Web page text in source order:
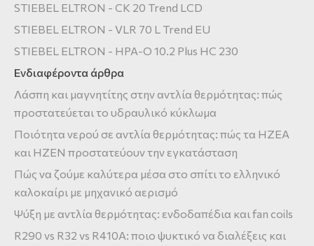
STIEBEL ELTRON - CK 20 Trend LCD
STIEBEL ELTRON - VLR 70 L Trend EU
STIEBEL ELTRON - HPA-O 10.2 Plus HC 230
Ενδιαφέροντα άρθρα
Λάσπη και μαγνητίτης στην αντλία θερμότητας: πώς
προστατεύεται το υδραυλικό κύκλωμα
Ποιότητα νερού σε αντλία θερμότητας: πώς τα HZEA
και HZEN προστατεύουν την εγκατάσταση
Πώς να ζούμε καλύτερα μέσα στο σπίτι το ελληνικό
καλοκαίρι με μηχανικό αερισμό
Ψύξη με αντλία θερμότητας: ενδοδαπέδια και fan coils
R290 vs R32 vs R410A: ποιο ψυκτικό να διαλέξεις και